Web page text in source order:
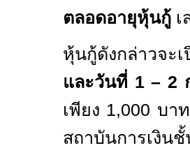
ตลอดอายุหุ้นกู้
หุ้นกู้ดังกล่าวจะ
และวันที่ 1 – 2
เพียง 1,000 บา
สถาบันการเงิ